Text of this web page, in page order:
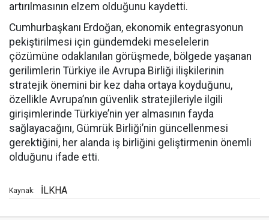
artırılmasının elzem olduğunu kaydetti.
Cumhurbaşkanı Erdoğan, ekonomik entegrasyonun
pekiştirilmesi için gündemdeki meselelerin
çözümüne odaklanılan görüşmede, bölgede yaşanan
gerilimlerin Türkiye ile Avrupa Birliği ilişkilerinin
stratejik önemini bir kez daha ortaya koyduğunu,
özellikle Avrupa’nın güvenlik stratejileriyle ilgili
girişimlerinde Türkiye’nin yer almasının fayda
sağlayacağını, Gümrük Birliği’nin güncellenmesi
gerektiğini, her alanda iş birliğini geliştirmenin önemli
olduğunu ifade etti.
Kaynak: İLKHA